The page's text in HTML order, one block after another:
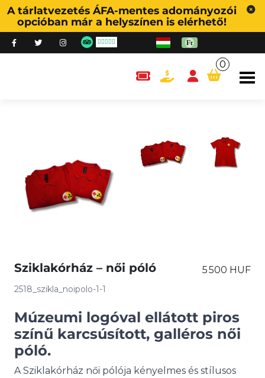
A tárlatvezetés ÁFA-mentes adományozói
opcióban már a helyszínen is elérhető!
content.cart
0
Sziklakórház – női póló 5 500 HUF
2518_szikla_noipolo-1-1
Múzeumi logóval ellátott piros
színű karcsúsított, galléros női
póló.
A Sziklakórház női pólója kényelmes és stílusos